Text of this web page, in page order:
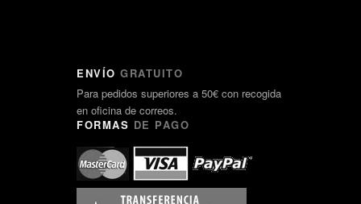
ENVÍO GRATUITO
Para pedidos superiores a 50€ con recogida
en oficina de correos.
FORMAS DE PAGO